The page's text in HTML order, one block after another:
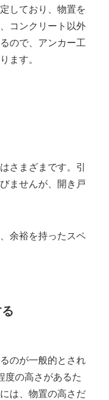
しており、物置を
コンクリート以外
ので、アンカー工
ます。
さまざまです。引
ませんが、開き戸
余裕を持ったスペ
のが一般的とされ
度の高さがあるた
は、物置の高さだ